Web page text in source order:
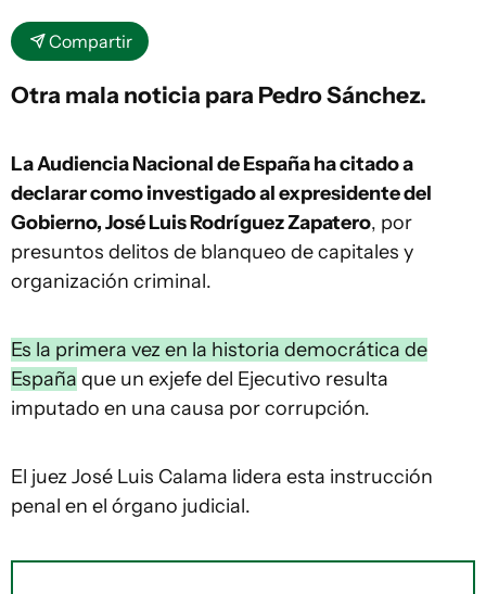
Compartir
Otra mala noticia para Pedro Sánchez.
La Audiencia Nacional de España ha citado a
declarar como investigado al expresidente del
Gobierno, José Luis Rodríguez Zapatero, por
presuntos delitos de blanqueo de capitales y
organización criminal.
Es la primera vez en la historia democrática de
España que un exjefe del Ejecutivo resulta
imputado en una causa por corrupción.
El juez José Luis Calama lidera esta instrucción
penal en el órgano judicial.